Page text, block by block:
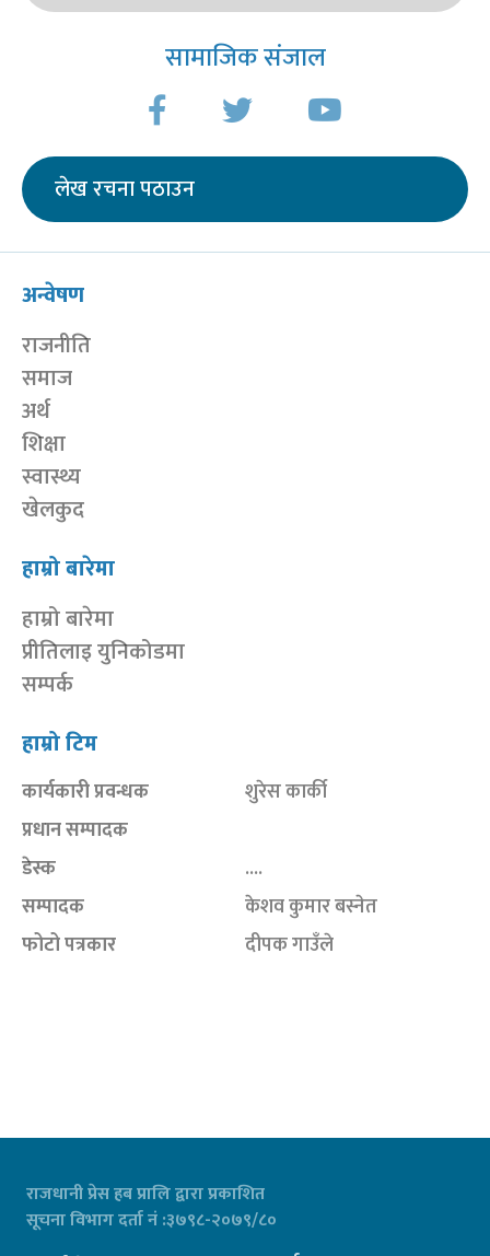
सामाजिक संजाल
लेख रचना पठाउन
अन्वेषण
राजनीति
समाज
अर्थ
शिक्षा
स्वास्थ्य
खेलकुद
हाम्रो बारेमा
हाम्रो बारेमा
प्रीतिलाइ युनिकोडमा
सम्पर्क
हाम्रो टिम
कार्यकारी प्रवन्धक
शुरेस कार्की
प्रधान सम्पादक
डेस्क
....
सम्पादक
केशव कुमार बस्नेत
फोटो पत्रकार
दीपक गाउँले
राजधानी प्रेस हब प्रालि द्वारा प्रकाशित
सूचना विभाग दर्ता नं :३७९८-२०७९/८०